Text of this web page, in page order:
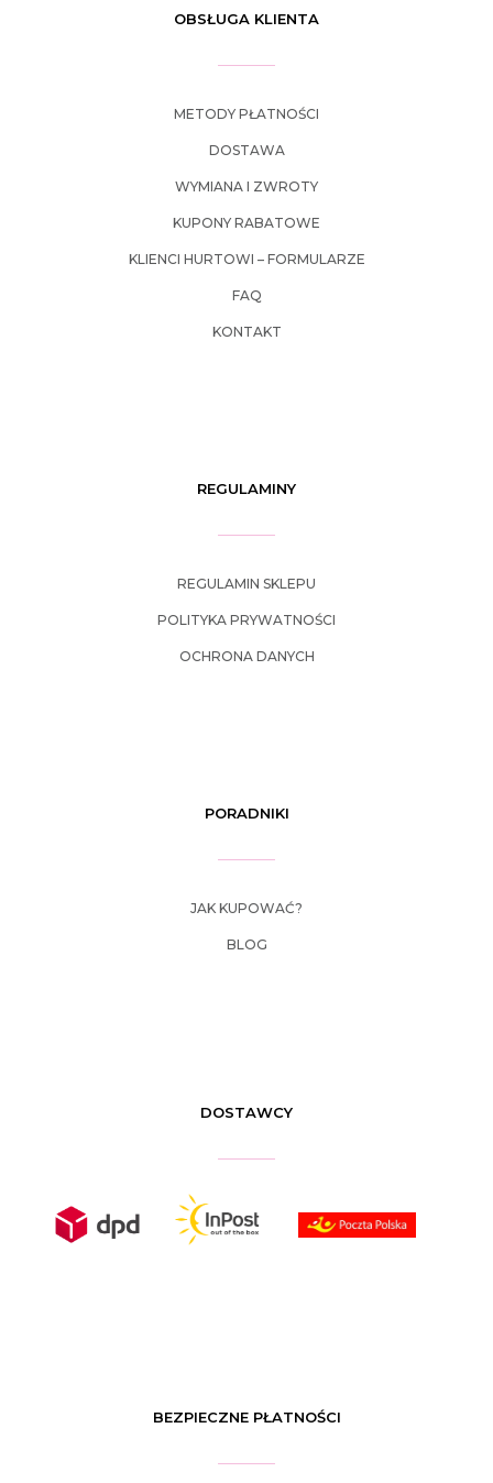
OBSŁUGA KLIENTA
METODY PŁATNOŚCI
DOSTAWA
WYMIANA I ZWROTY
KUPONY RABATOWE
KLIENCI HURTOWI – FORMULARZE
FAQ
KONTAKT
REGULAMINY
REGULAMIN SKLEPU
POLITYKA PRYWATNOŚCI
OCHRONA DANYCH
PORADNIKI
JAK KUPOWAĆ?
BLOG
DOSTAWCY
BEZPIECZNE PŁATNOŚCI